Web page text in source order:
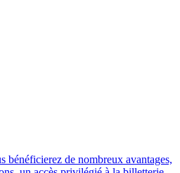
bénéficierez de nombreux avantages,